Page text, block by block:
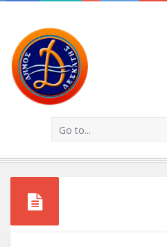
Go to...